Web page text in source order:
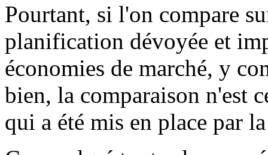
Pourtant, si l'on compare
planification dévoyée et
économies de marché, y
bien, la comparaison n'est
qui a été mis en place par